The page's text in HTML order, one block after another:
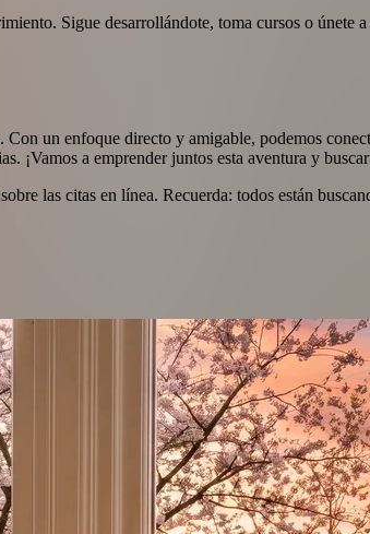
Sigue desarrollándote, toma cursos o únete
un enfoque directo y amigable, podemos
¡Vamos a emprender juntos esta aventura y
las citas en línea. Recuerda: todos están